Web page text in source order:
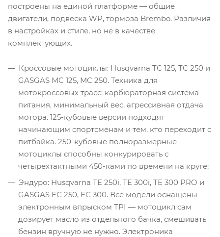
построены на единой платформе — общие
двигатели, подвеска WP, тормоза Brembo. Различия
в настройках и стиле, но не в качестве
комплектующих.
Кроссовые мотоциклы: Husqvarna TC 125, TC 250 и
GASGAS MC 125, MC 250. Техника для
мотокроссовых трасс: карбюраторная система
питания, минимальный вес, агрессивная отдача
мотора. 125-кубовые версии подходят
начинающим спортсменам и тем, кто переходит с
питбайка. 250-кубовые полноразмерные
мотоциклы способны конкурировать с
четырехтактными 450-ками по времени на круге;
Эндуро: Husqvarna TE 250i, TE 300i, TE 300 PRO и
GASGAS EC 250, EC 300. Все модели оснащены
электронным впрыском TPI — мотоцикл сам
дозирует масло из отдельного бачка, смешивать
бензин вручную не нужно. Электроника